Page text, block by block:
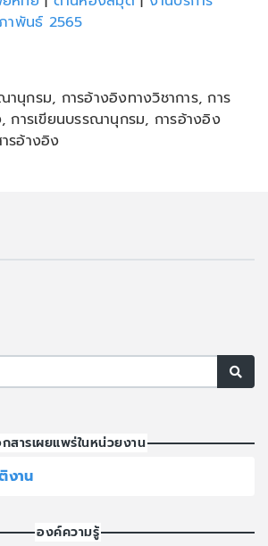
าพันธ์ 2565
านุกรม, การอ้างอิงทางวิชาการ, การ
การเขียนบรรณานุกรม, การอ้างอิง
รอ้างอิง
กสารเผยแพร่ในหน่วยงาน
งาน
องค์ความรู้